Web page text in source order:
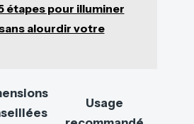
étapes pour illuminer
alourdir votre
Usage